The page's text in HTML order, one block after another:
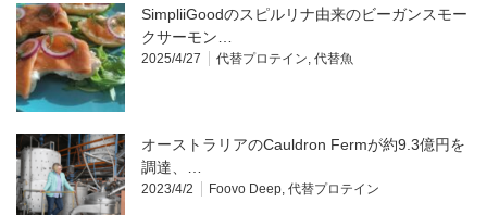
SimpliiGoodのスピルリナ由来のビーガンスモー
クサーモン…
2025/4/27 代替プロテイン, 代替魚
オーストラリアのCauldron Fermが約9.3億円を
調達、…
2023/4/2 Foovo Deep, 代替プロテイン